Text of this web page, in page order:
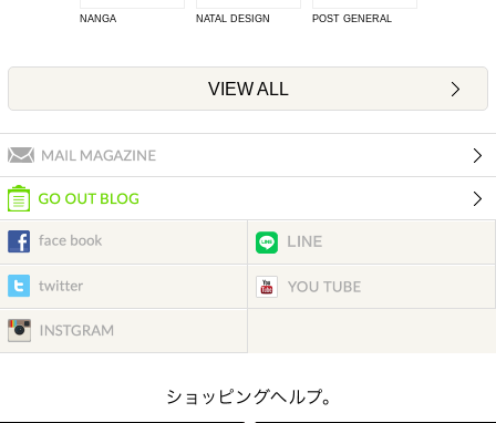
NANGA NATAL DESIGN POST GENERAL
VIEW ALL